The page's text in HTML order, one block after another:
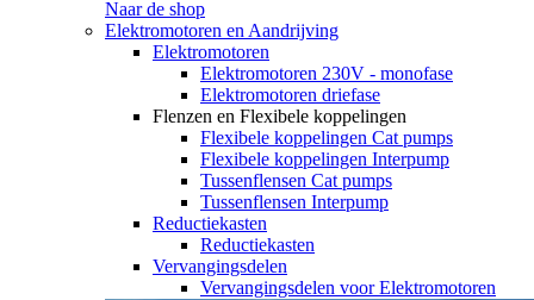
Naar de shop
Elektromotoren en Aandrijving
Elektromotoren
Elektromotoren 230V - monofase
Elektromotoren driefase
Flenzen en Flexibele koppelingen
Flexibele koppelingen Cat pumps
Flexibele koppelingen Interpump
Tussenflensen Cat pumps
Tussenflensen Interpump
Reductiekasten
Reductiekasten
Vervangingsdelen
Vervangingsdelen voor Elektromotoren